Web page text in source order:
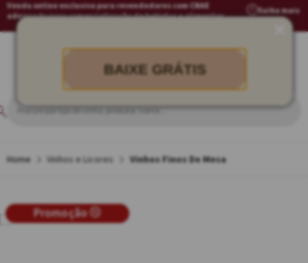
BAIXE GRÁTIS
Venda online exclusiva para revendedores com CNAE
adequado para comercialização de bebidas e alimentos
Saiba mais
Vinhos e Licores Vinhos Finos De Mesa
Promoção